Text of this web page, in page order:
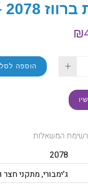
– ספורטוי
₪
+ הוספה לסל
המשאלות
2078
ג'ימבורי,מתקני חצר